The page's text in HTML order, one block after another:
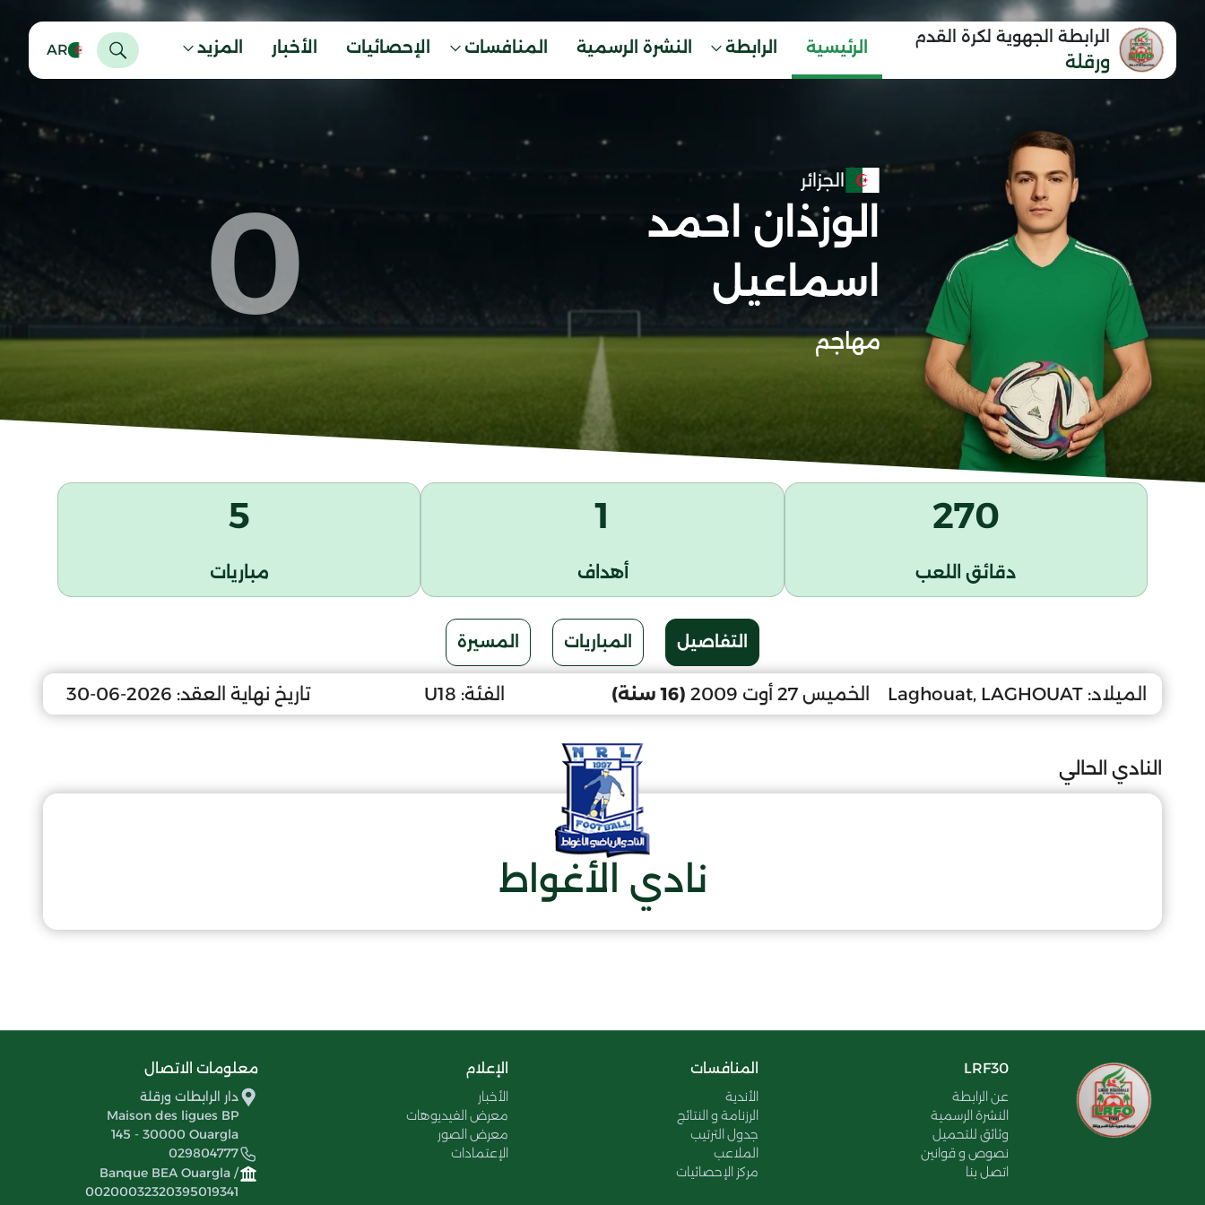
الرابطة الجهوية لكرة القدم
ورقلة
الرئيسية الرابطة النشرة الرسمية المنافسات الإحصائيات الأخبار المزيد AR
الجزائر
الوزذان احمد
اسماعيل
مهاجم 0
270
دقائق اللعب
1
أهداف
5
مباريات
التفاصيل المباريات المسيرة
الميلاد: Laghouat, LAGHOUAT الخميس 27 أوت 2009 (16 سنة) الفئة: U18 تاريخ نهاية العقد: 2026-06-30
النادي الحالي
نادي الأغواط
LRF30
عن الرابطة
النشرة الرسمية
وثائق للتحميل
نصوص و قوانين
اتصل بنا
المنافسات
الأندية
الرزنامة و النتائج
جدول الترتيب
الملاعب
مركز الإحصائيات
الإعلام
الأخبار
معرض الفيديوهات
معرض الصور
الإعتمادات
معلومات الاتصال
دار الرابطات ورقلة
Maison des ligues BP
145 - 30000 Ouargla
029804777
Banque BEA Ouargla /
00200032320395019341